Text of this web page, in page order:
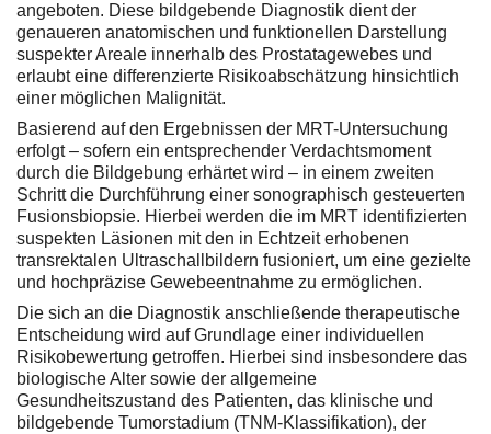
angeboten. Diese bildgebende Diagnostik dient der
genaueren anatomischen und funktionellen Darstellung
suspekter Areale innerhalb des Prostatagewebes und
erlaubt eine differenzierte Risikoabschätzung hinsichtlich
einer möglichen Malignität.
Basierend auf den Ergebnissen der MRT-Untersuchung
erfolgt – sofern ein entsprechender Verdachtsmoment
durch die Bildgebung erhärtet wird – in einem zweiten
Schritt die Durchführung einer sonographisch gesteuerten
Fusionsbiopsie. Hierbei werden die im MRT identifizierten
suspekten Läsionen mit den in Echtzeit erhobenen
transrektalen Ultraschallbildern fusioniert, um eine gezielte
und hochpräzise Gewebeentnahme zu ermöglichen.
Die sich an die Diagnostik anschließende therapeutische
Entscheidung wird auf Grundlage einer individuellen
Risikobewertung getroffen. Hierbei sind insbesondere das
biologische Alter sowie der allgemeine
Gesundheitszustand des Patienten, das klinische und
bildgebende Tumorstadium (TNM-Klassifikation), der